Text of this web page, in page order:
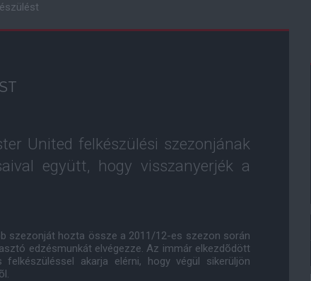
United felkészülési szezonjának
együtt, hogy visszanyerjék a
szezonját hozta össze a 2011/12-es szezon során
edzésmunkát elvégezze. Az immár elkezdõdött
akarja elérni, hogy végül sikerüljön